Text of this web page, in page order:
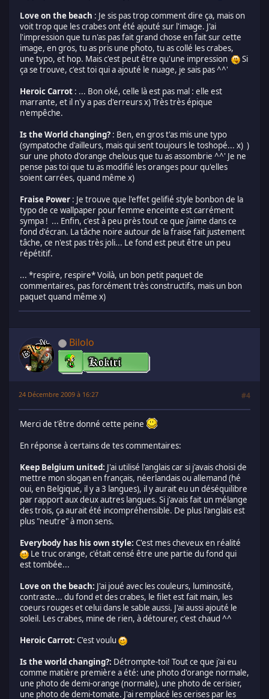
Love on the beach : Je sis pas trop comment dire ça, mais on
voit trop que les crabes ont été ajouté sur l'image. J'ai
l'impression que tu n'as pas fait grand chose en fait sur cette
image, en gros, tu as pris une photo, tu as collé les crabes,
une typo, et hop. Mais c'est peut être qu'une impression
Si
ça se trouve, c'est toi qui a ajouté le nuage, je sais pas ^^'
Heroic Carrot : ... Bon oké, celle là est pas mal : elle est
marrante, et il n'y a pas d'erreurs x) Très très épique
n'empêche.
Is the World changing? : Ben, en gros t'as mis une typo
(sympatoche d'ailleurs, mais qui sent toujours le toshopé... x) )
sur une photo d'orange chelous que tu as assombrie ^^' Je ne
pense pas toi que tu as modifié les oranges pour qu'elles
soient carrées, quand même x)
Fraise Power : Je trouve que l'effet gelifié style bonbon de la
typo de ce wallpaper pour femme enceinte est carrément
sympa ! ... Enfin, c'est à peu près tout ce que j'aime dans ce
fond d'écran. La tâche noire autour de la fraise fait justement
tâche, ce n'est pas très joli... Le fond est peut être un peu
répétitif.
... *respire, respire* Voilà, un bon petit paquet de
commentaires, pas forcément très constructifs, mais un bon
paquet quand même x)
Bilolo
24 Décembre 2009 à 16:27 #4
Merci de t'être donné cette peine
En réponse à certains de tes commentaires:
Keep Belgium united: J'ai utilisé l'anglais car si j'avais choisi de
mettre mon slogan en français, néerlandais ou allemand (hé
oui, en Belgique, il y a 3 langues), il y aurait eu un déséquilibre
par rapport aux deux autres langues. Si j'avais fait un mélange
des trois, ça aurait été incompréhensible. De plus l'anglais est
plus "neutre" à mon sens.
Everybody has his own style: C'est mes cheveux en réalité
Le truc orange, c'était censé être une partie du fond qui
est tombée...
Love on the beach: J'ai joué avec les couleurs, luminosité,
contraste... du fond et des crabes, le filet est fait main, les
coeurs rouges et celui dans le sable aussi. J'ai aussi ajouté le
soleil. Les crabes, mine de rien, à détourer, c'est chaud ^^
Heroic Carrot: C'est voulu
Is the world changing?: Détrompte-toi! Tout ce que j'ai eu
comme matière première a été: une photo d'orange normale,
une photo de demi-orange (normale), une photo de cerisier,
une photo de demi-tomate. J'ai remplacé les cerises par les